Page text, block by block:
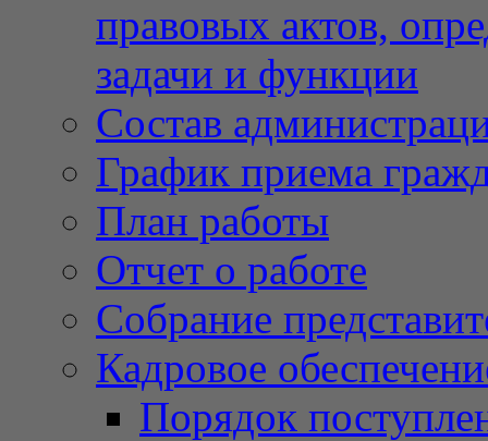
правовых актов,
задачи и функции
Состав
График приема
План работы
Отчет о работе
Собрание
Кадровое
Порядок